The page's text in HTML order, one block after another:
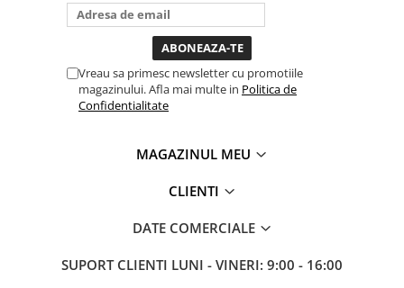
Surubelnite Si Biti
Vulcanizare
Masini de dejantat roti
Truse si accesorii 1/2
bagi la priza nu mai ai treaba
toata ziua ,ce...
Vreau sa primesc newsletter cu promotiile
magazinului. Afla mai multe in Politica de
Confidentialitate
MAGAZINUL MEU
CLIENTI
DATE COMERCIALE
SUPORT CLIENTI LUNI - VINERI: 9:00 - 16:00